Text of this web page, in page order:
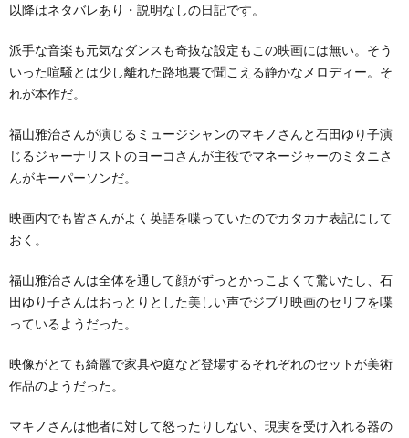
以降はネタバレあり・説明なしの日記です。
派手な音楽も元気なダンスも奇抜な設定もこの映画には無い。そう
いった喧騒とは少し離れた路地裏で聞こえる静かなメロディー。そ
れが本作だ。
福山雅治さんが演じるミュージシャンのマキノさんと石田ゆり子演
じるジャーナリストのヨーコさんが主役でマネージャーのミタニさ
んがキーパーソンだ。
映画内でも皆さんがよく英語を喋っていたのでカタカナ表記にして
おく。
福山雅治さんは全体を通して顔がずっとかっこよくて驚いたし、石
田ゆり子さんはおっとりとした美しい声でジブリ映画のセリフを喋
っているようだった。
映像がとても綺麗で家具や庭など登場するそれぞれのセットが美術
作品のようだった。
マキノさんは他者に対して怒ったりしない、現実を受け入れる器の